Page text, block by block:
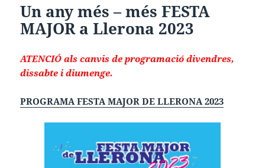
Un any més– més FESTA
MAJOR a Llerona 2023
ATENCIÓ als canvis de programació divendres,
dissabte i diumenge.
PROGRAMA FESTA MAJOR DE LLERONA 2023